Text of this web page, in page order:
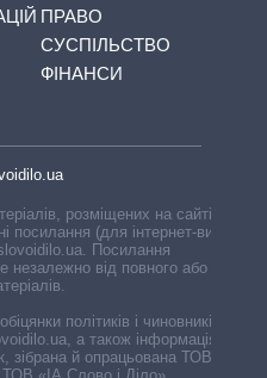
ПРАВО
СУСПІЛЬСТВО
ФІНАНСИ
розміщених на сайті,
посилання (для інтернет-видань
Посилання
незалежно від повного або
політиків і чиновників,
а також інформація про
зібрана й опрацьована ТОВ «ІА